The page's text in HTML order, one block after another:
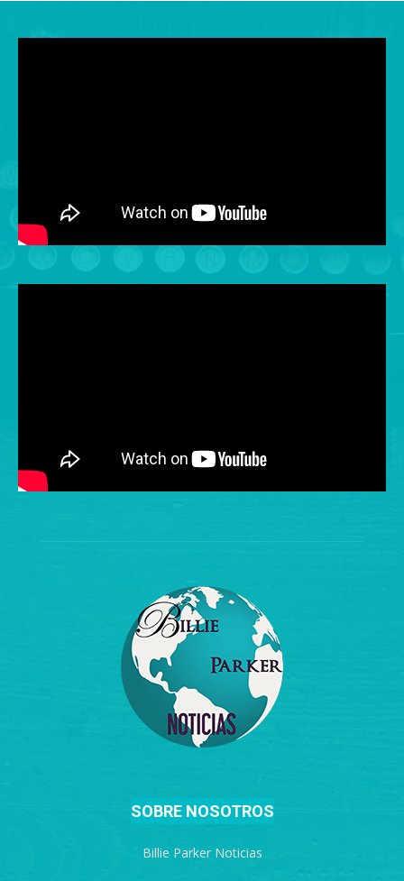
SOBRE NOSOTROS
Billie Parker Noticias